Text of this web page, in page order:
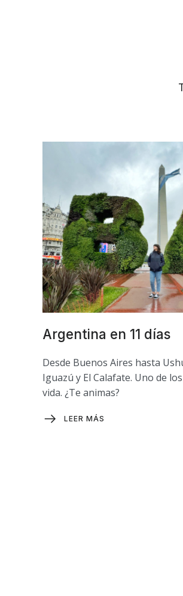
Argentina en 11 días
Desde Buenos Aires hasta
Iguazú y El Calafate. Uno de
vida. ¿Te animas?
LEER MÁS